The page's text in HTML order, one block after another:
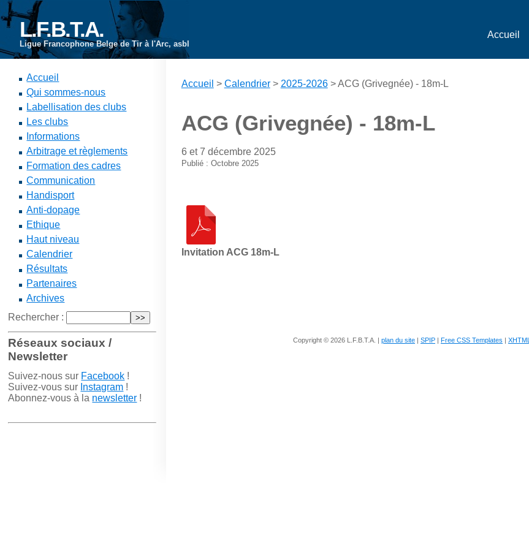
L.F.B.T.A.
Ligue Francophone Belge de Tir à l'Arc, asbl
Accueil
Accueil
Qui sommes-nous
Labellisation des clubs
Les clubs
Informations
Arbitrage et règlements
Formation des cadres
Communication
Handisport
Anti-dopage
Ethique
Haut niveau
Calendrier
Résultats
Partenaires
Archives
Rechercher :
Réseaux sociaux /
Newsletter
Suivez-nous sur Facebook !
Suivez-vous sur Instagram !
Abonnez-vous à la newsletter !
Accueil > Calendrier> 2025-2026> ACG (Grivegnée) - 18m-L
ACG (Grivegnée) - 18m-L
6 et 7 décembre 2025
Publié : Octobre 2025
Invitation ACG 18m-L
Copyright © 2026 L.F.B.T.A. | plan du site | SPIP | Free CSS Templates | XHTML